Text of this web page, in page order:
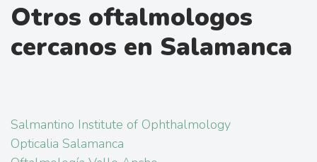
Otros oftalmologos
cercanos en Salamanca
Salmantino Institute of Ophthalmology
Opticalia Salamanca